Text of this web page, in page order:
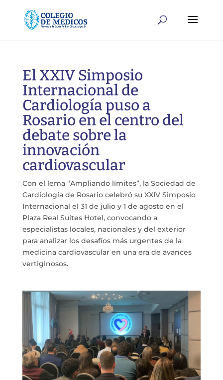
El XXIV Simposio
Internacional de
Cardiología puso a
Rosario en el centro del
debate sobre la
innovación
cardiovascular
Con el lema “Ampliando límites”, la Sociedad de
Cardiología de Rosario celebró su XXIV Simposio
Internacional el 31 de julio y 1 de agosto en el
Plaza Real Suites Hotel, convocando a
especialistas locales, nacionales y del exterior
para analizar los desafíos más urgentes de la
medicina cardiovascular en una era de avances
vertiginosos.